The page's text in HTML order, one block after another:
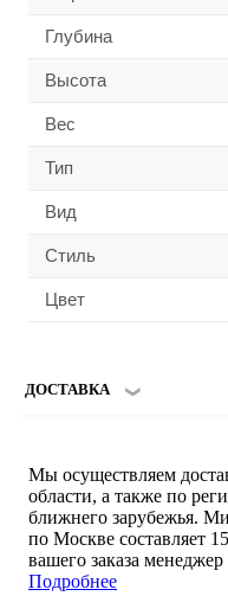
Глубина
Высота
Вес
Тип
Вид
Стиль
Цвет
ДОСТАВКА
Мы осуществляем
области, а также по
ближнего зарубежья.
по Москве составляет
вашего заказа
Подробнее